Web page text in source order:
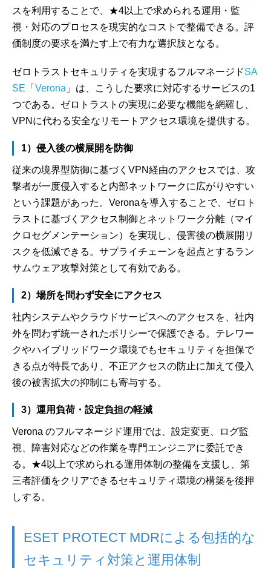
スを利用することで、★4以上で求められる運用・監
視・対応のプロセスを現実的なコストで整備できる。評
価制度の要求を満たす上で有力な選択肢となる。
ゼロトラストセキュリティを実現するフルマネージドSA
SE 「 Verona 」は、こうした要求に対応するサービスの1
つである。ゼロトラストの実現に必要な機能を網羅し、
VPNに代わる安全なリモートアクセス環境を提供する。
1）侵入後の横展開を防御
従来の境界型防御に基づくVPN経由のアクセスでは、攻
撃者が一度侵入すると内部ネットワークに広がりやすい
という課題があった。Veronaを導入することで、ゼロト
ラストに基づくアクセス制御とネットワーク分離（マイ
クロセグメンテーション）を実現し、侵害後の横展開リ
スクを低減できる。サプライチェーンを起点とするラン
サムウェア攻撃対策として有効である。
2）場所を問わず安全にアクセス
社内システムやクラウドサービスへのアクセスを、社内
外を問わず統一されたポリシーで保護できる。テレワー
クやハイブリッドワーク環境でもセキュリティを担保で
きる点が特長であり、不正アクセスの防止に加えて侵入
後の被害拡大の抑制にも寄与する。
3）運用負荷・設定負担の軽減
Verona のフルマネージド運用では、設定変更、ログ監
視、障害対応などの作業を専門エンジニアに委託でき
る。★4以上で求められる運用体制の整備を支援し、第
三者評価をクリアできるセキュリティ環境の構築を後押
しする。
ESET PROTECT MDRによる包括的な
セキュリティ対策と運用体制